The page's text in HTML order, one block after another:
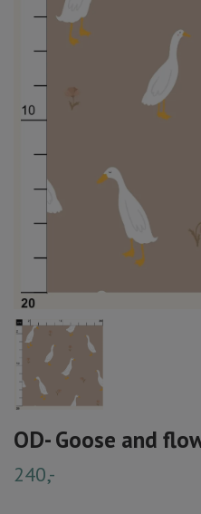
OD- Goose and
240,-